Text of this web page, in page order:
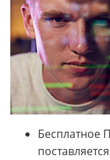
Бесплатное